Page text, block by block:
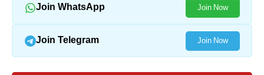
Join WhatsApp Join Now
Join Telegram Join Now